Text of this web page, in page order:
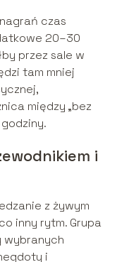
czas
20–30
przez sale w
tam mniej
między „bez
godziny.
i
z żywym
inny rytm. Grupa
wybranych
i